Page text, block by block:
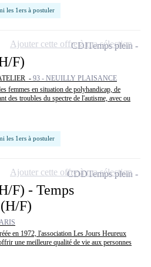
les 1ers à postuler
F)
- 93 - NEUILLY PLAISANCE
femmes en situation de polyhandicap, de
des troubles du spectre de l'autisme, avec ou
les 1ers à postuler
CDITemps plein
Ajouter cette offre à ma sélection
F) - Temps
F)
en 1972, l'association Les Jours Heureux
une meilleure qualité de vie aux personnes
CDDTemps plein
Ajouter cette offre à ma sélection